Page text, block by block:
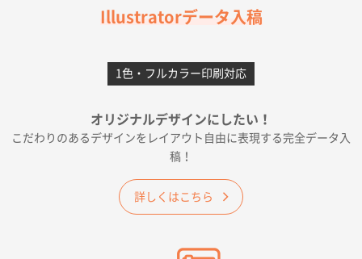
フレキソレジ袋 Uバッグ 35号
5000枚
2026年06月28日 15:14
千葉県A社様
2026年06月19日 09:41
価格 大丈夫そうな会社に見えた
大阪府のお客様
A4フルカラークリアファイル1000枚
Illustratorデータ入稿
1色・フルカラー印刷対応
オリジナルデザインにしたい！
こだわりのあるデザインをレイアウト自由に表現する完全データ入
稿！
詳しくはこちら